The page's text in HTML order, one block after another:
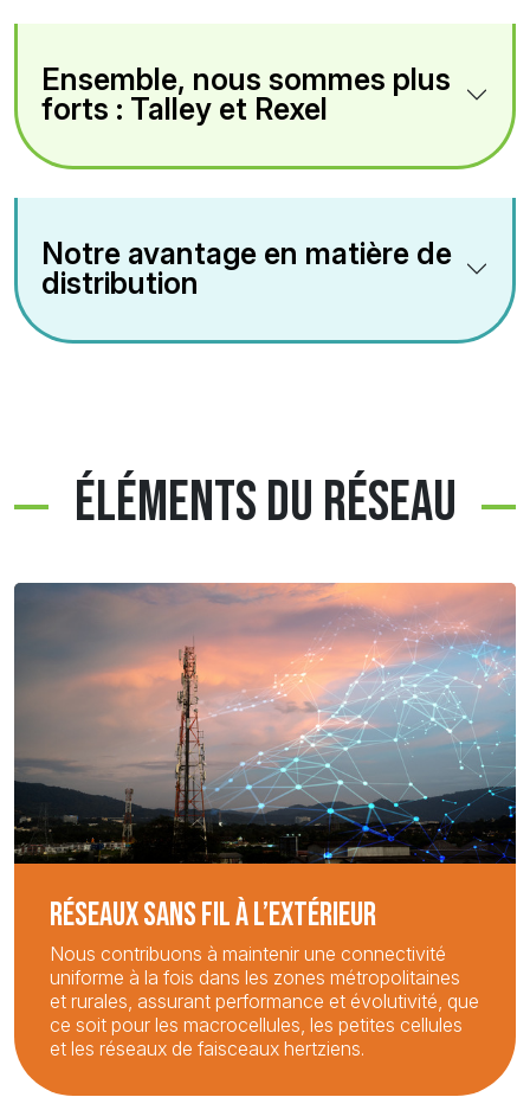
Ensemble, nous sommes plus
forts : Talley et Rexel
Notre avantage en matière de
distribution
ÉLÉMENTS DU RÉSEAU
RÉSEAUX SANS FIL À L’EXTÉRIEUR
Nous contribuons à maintenir une connectivité
uniforme à la fois dans les zones métropolitaines
et rurales, assurant performance et évolutivité, que
ce soit pour les macrocellules, les petites cellules
et les réseaux de faisceaux hertziens.